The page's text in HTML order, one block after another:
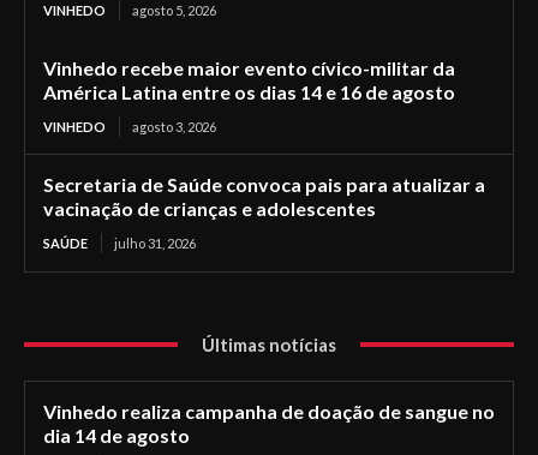
VINHEDO agosto 5, 2026
Vinhedo recebe maior evento cívico-militar da
América Latina entre os dias 14 e 16 de agosto
VINHEDO agosto 3, 2026
Secretaria de Saúde convoca pais para atualizar a
vacinação de crianças e adolescentes
SAÚDE julho 31, 2026
Últimas notícias
Vinhedo realiza campanha de doação de sangue no
dia 14 de agosto